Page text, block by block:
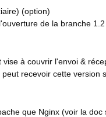
(option)
de la branche
à couvrir l'envoi &
recevoir cette version
que Nginx (voir la